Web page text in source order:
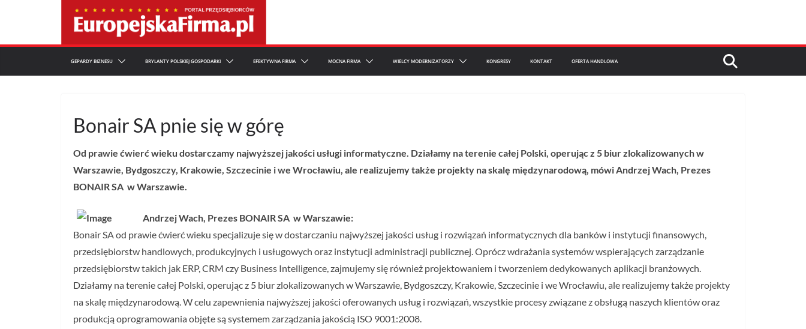
GEPARDY BIZNESU BRYLANTY POLSKIEJ GOSPODARKI EFEKTYWNA FIRMA MOCNA FIRMA WIELCY MODERNIZATORZY KONGRESY KONTAKT OFERTA HANDLOWA
Bonair SA pnie się w górę
Od prawie ćwierć wieku dostarczamy najwyższej jakości usługi informatyczne. Działamy na terenie całej Polski, operując z 5 biur zlokalizowanych w
Warszawie, Bydgoszczy, Krakowie, Szczecinie i we Wrocławiu, ale realizujemy także projekty na skalę międzynarodową, mówi Andrzej Wach, Prezes
BONAIR SA w Warszawie.
Andrzej Wach, Prezes BONAIR SA w Warszawie:
Bonair SA od prawie ćwierć wieku specjalizuje się w dostarczaniu najwyższej jakości usług i rozwiązań informatycznych dla banków i instytucji finansowych,
przedsiębiorstw handlowych, produkcyjnych i usługowych oraz instytucji administracji publicznej. Oprócz wdrażania systemów wspierających zarządzanie
przedsiębiorstw takich jak ERP, CRM czy Business Intelligence, zajmujemy się również projektowaniem i tworzeniem dedykowanych aplikacji branżowych.
Działamy na terenie całej Polski, operując z 5 biur zlokalizowanych w Warszawie, Bydgoszczy, Krakowie, Szczecinie i we Wrocławiu, ale realizujemy także projekty
na skalę międzynarodową. W celu zapewnienia najwyższej jakości oferowanych usług i rozwiązań, wszystkie procesy związane z obsługą naszych klientów oraz
produkcją oprogramowania objęte są systemem zarządzania jakością ISO 9001:2008.